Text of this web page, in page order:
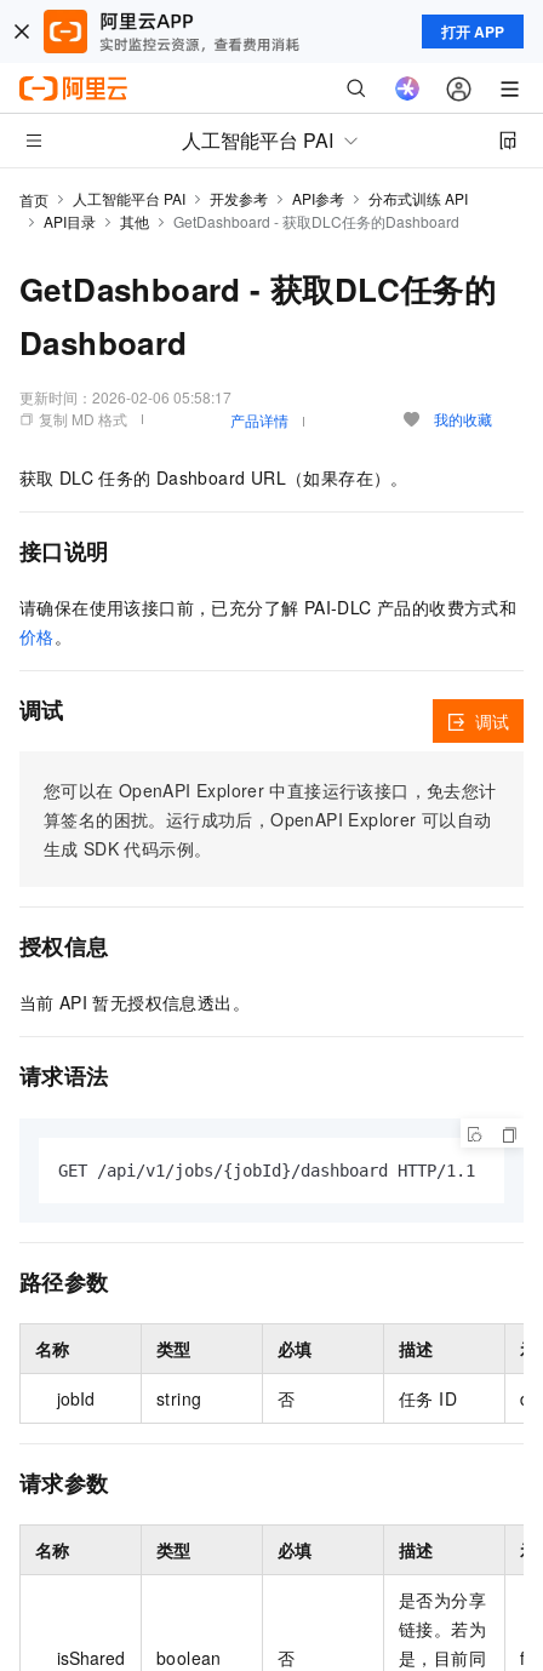
打开 APP
人工智能平台 PAI
首页 人工智能平台 PAI 开发参考 API参考
分布式训练 API
API目录
其他 GetDashboard - 获取DLC任务的Dashboard
GetDashboard - 获取DLC任务的
Dashboard
更新时间： 2026-02-06 05:58:17
复制 MD 格式
产品详情 我的收藏
获取 DLC 任务的 Dashboard URL（如果存在）。
接口说明
请确保在使用该接口前，已充分了解 PAI-DLC 产品的收费方式和
价格。
调试
您可以在 OpenAPI Explorer 中直接运行该接口，免去您计
算签名的困扰。运行成功后，OpenAPI Explorer 可以自动
生成 SDK 代码示例。
调试
授权信息
当前 API 暂无授权信息透出。
请求语法
GET /api/v1/jobs/{jobId}/dashboard HTTP/1.1
路径参数
名称 类型 必填 描述 示
jobId string 否 任务 ID
请求参数
名称 类型 必填 描述 示
isShared boolean 否
是否为分享
链接。若为
是，目前同